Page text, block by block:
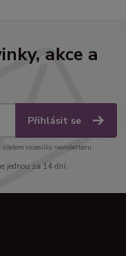
akce a
Přihlásit se
rozesílky newsletteru.
jednou za 14 dní.